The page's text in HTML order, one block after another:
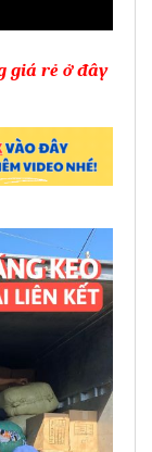
giá rẻ ở đây